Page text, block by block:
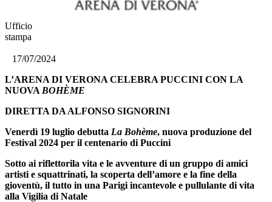
Ufficio
17/07/2024
L’ARENA DI VERONA CELEBRA PUCCINI CON LA
NUOVA BOHÈME
DIRETTA DA ALFONSO SIGNORINI
Venerdì 19 luglio debutta La Bohème, nuova produzione del
Festival 2024 per il centenario di Puccini
Sotto ai riflettorila vita e le avventure di un gruppo di amici
artisti e squattrinati, la scoperta dell’amore e la fine della
gioventù, il tutto in una Parigi incantevole e pullulante di vita
alla Vigilia di Natale